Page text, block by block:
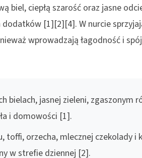
biel, ciepłą szarość oraz jasne
[1][2][4]. W nurcie
wprowadzają łagodność i
bielach, jasnej zieleni, zgaszonym
i domowości [1].
toffi, orzecha, mlecznej czekolady i
w strefie dziennej [2].